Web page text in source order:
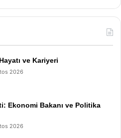
ve Kariyeri
2026
Ekonomi Bakanı ve Politika
2026